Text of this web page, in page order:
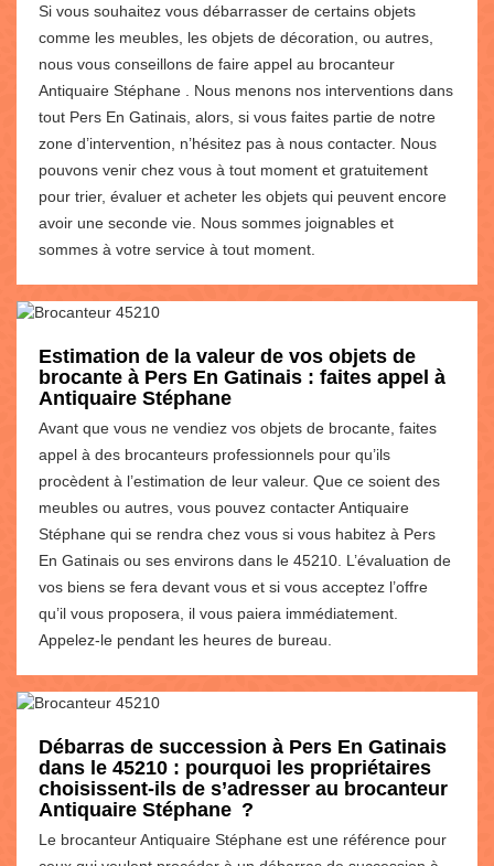
Si vous souhaitez vous débarrasser de certains objets
comme les meubles, les objets de décoration, ou autres,
nous vous conseillons de faire appel au brocanteur
Antiquaire Stéphane . Nous menons nos interventions dans
tout Pers En Gatinais, alors, si vous faites partie de notre
zone d’intervention, n’hésitez pas à nous contacter. Nous
pouvons venir chez vous à tout moment et gratuitement
pour trier, évaluer et acheter les objets qui peuvent encore
avoir une seconde vie. Nous sommes joignables et
sommes à votre service à tout moment.
Estimation de la valeur de vos objets de
brocante à Pers En Gatinais : faites appel à
Antiquaire Stéphane
Avant que vous ne vendiez vos objets de brocante, faites
appel à des brocanteurs professionnels pour qu’ils
procèdent à l’estimation de leur valeur. Que ce soient des
meubles ou autres, vous pouvez contacter Antiquaire
Stéphane qui se rendra chez vous si vous habitez à Pers
En Gatinais ou ses environs dans le 45210. L’évaluation de
vos biens se fera devant vous et si vous acceptez l’offre
qu’il vous proposera, il vous paiera immédiatement.
Appelez-le pendant les heures de bureau.
Débarras de succession à Pers En Gatinais
dans le 45210 : pourquoi les propriétaires
choisissent-ils de s’adresser au brocanteur
Antiquaire Stéphane ?
Le brocanteur Antiquaire Stéphane est une référence pour